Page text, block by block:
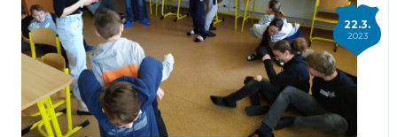
22.3.
2023